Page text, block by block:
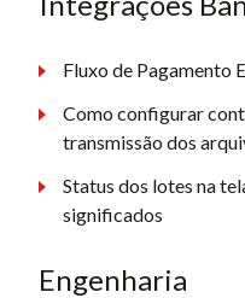
Fluxo de Pagamento
Como configurar
transmissão dos
Status dos lotes na
significados
Engenharia